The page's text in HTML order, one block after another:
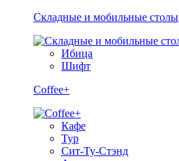
Складные и мобильные столы
Ибица
Шифт
Coffee+
Кафе
Тур
Сит-Ту-Стэнд